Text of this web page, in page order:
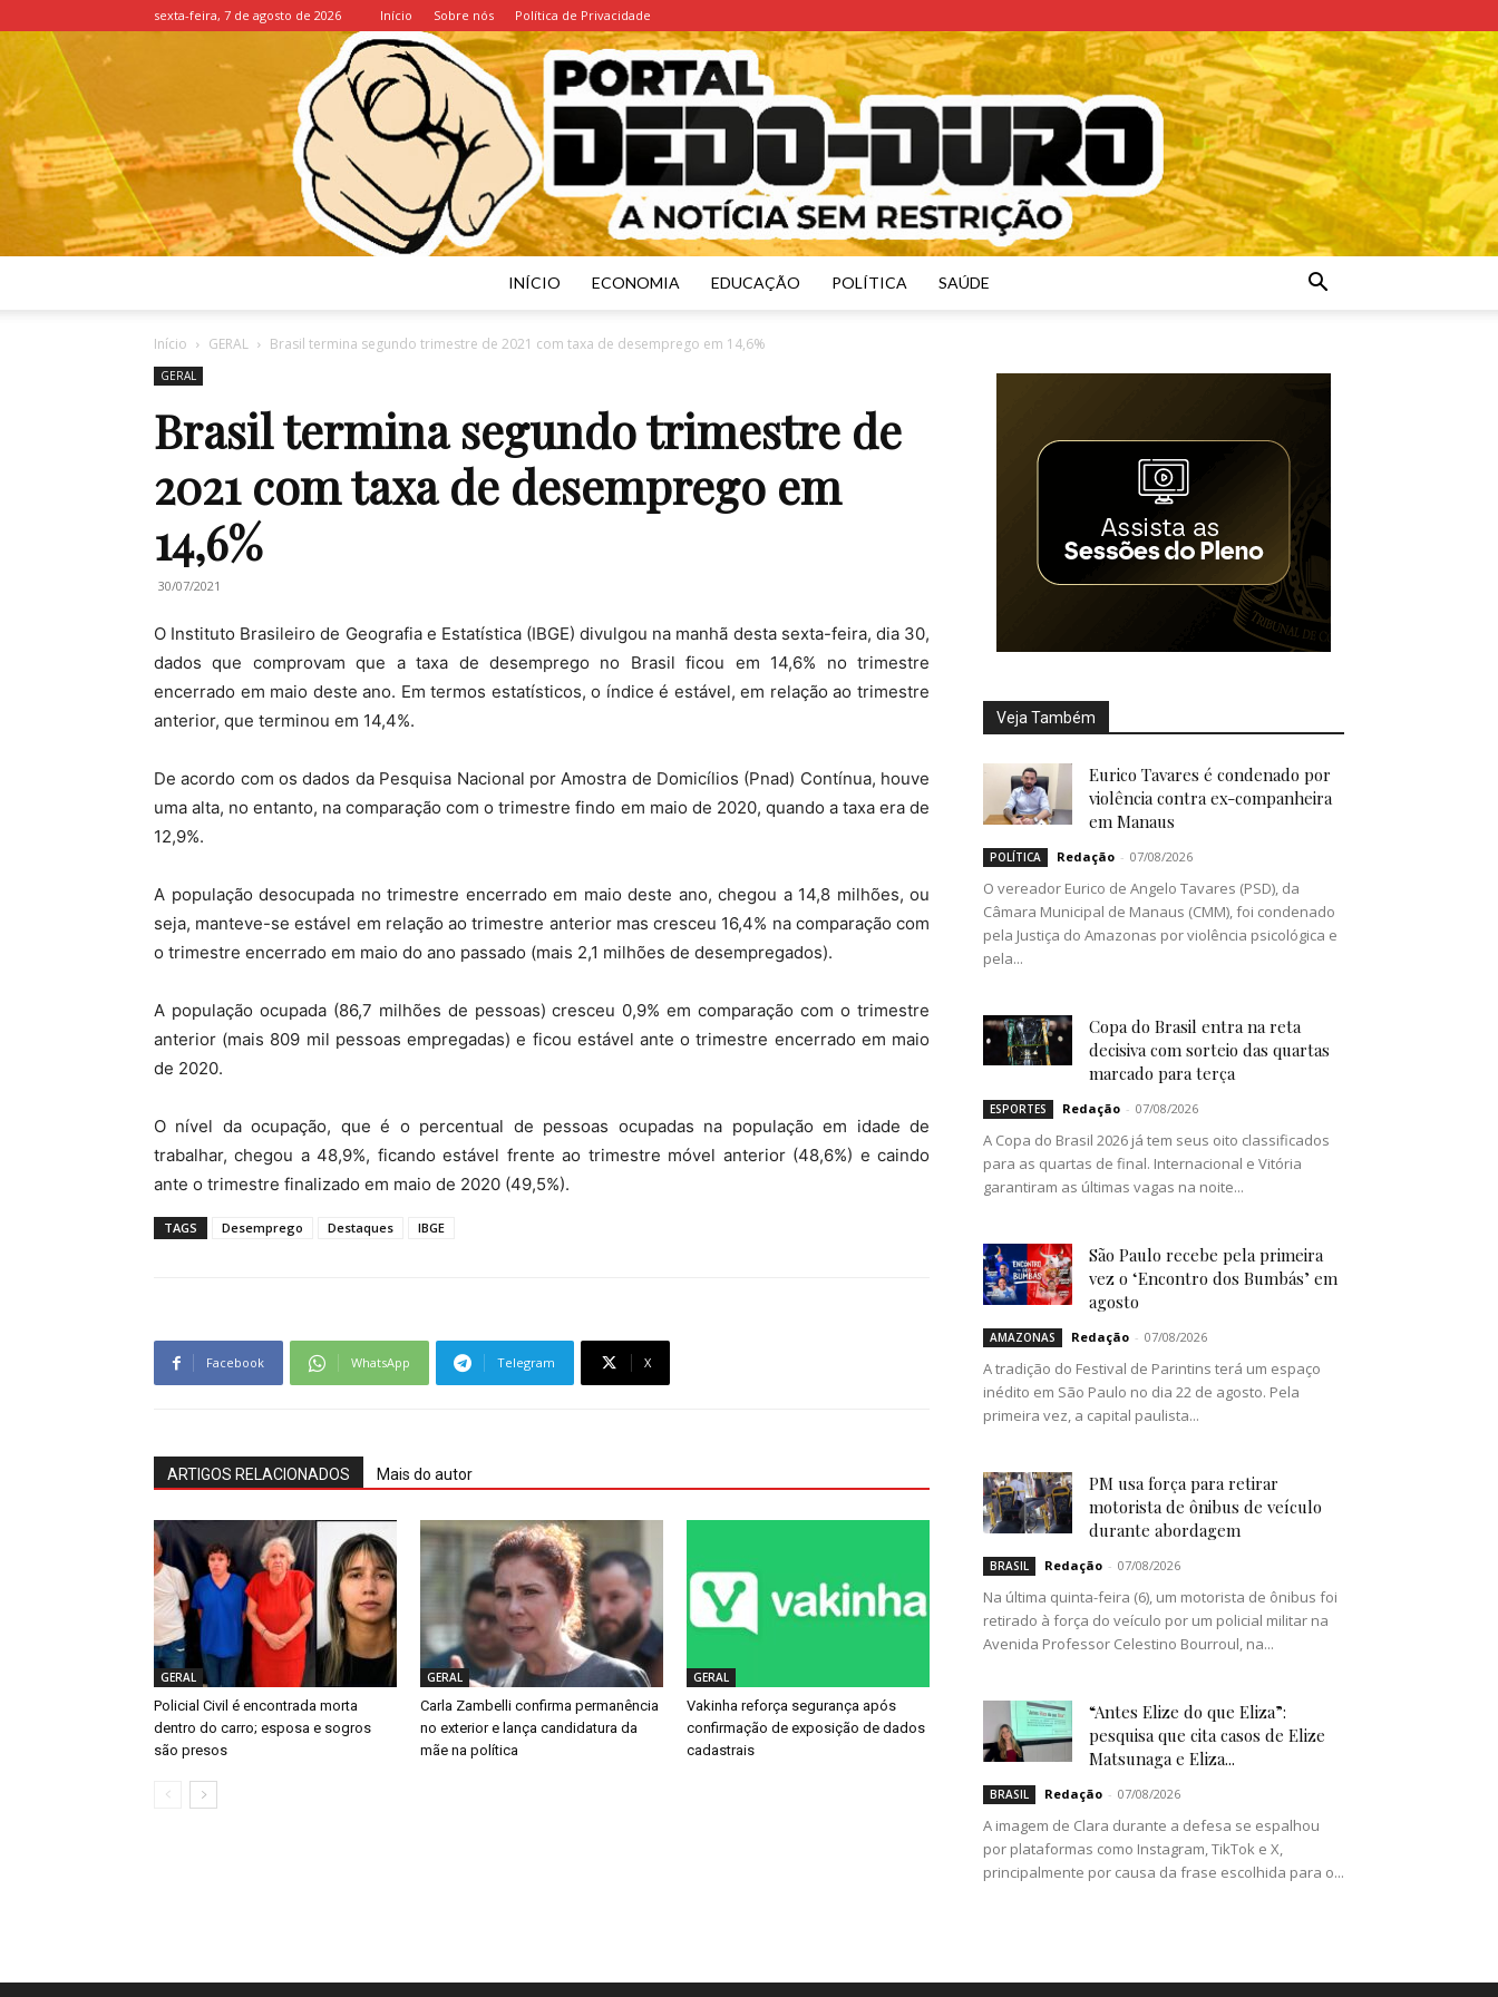
sexta-feira, 7 de agosto de 2026 Início Sobre nós Política de Privacidade
INÍCIO ECONOMIA EDUCAÇÃO POLÍTICA SAÚDE
Início GERAL Brasil termina segundo trimestre de 2021 com taxa de desemprego em 14,6%
GERAL
Brasil termina segundo trimestre de
2021 com taxa de desemprego em
14,6%
30/07/2021
O Instituto Brasileiro de Geografia e Estatística (IBGE) divulgou na manhã desta sexta-feira, dia 30,
dados que comprovam que a taxa de desemprego no Brasil ficou em 14,6% no trimestre
encerrado em maio deste ano. Em termos estatísticos, o índice é estável, em relação ao trimestre
anterior, que terminou em 14,4%.
De acordo com os dados da Pesquisa Nacional por Amostra de Domicílios (Pnad) Contínua, houve
uma alta, no entanto, na comparação com o trimestre findo em maio de 2020, quando a taxa era de
12,9%.
A população desocupada no trimestre encerrado em maio deste ano, chegou a 14,8 milhões, ou
seja, manteve-se estável em relação ao trimestre anterior mas cresceu 16,4% na comparação com
o trimestre encerrado em maio do ano passado (mais 2,1 milhões de desempregados).
A população ocupada (86,7 milhões de pessoas) cresceu 0,9% em comparação com o trimestre
anterior (mais 809 mil pessoas empregadas) e ficou estável ante o trimestre encerrado em maio
de 2020.
O nível da ocupação, que é o percentual de pessoas ocupadas na população em idade de
trabalhar, chegou a 48,9%, ficando estável frente ao trimestre móvel anterior (48,6%) e caindo
ante o trimestre finalizado em maio de 2020 (49,5%).
TAGS Desemprego Destaques IBGE
Facebook WhatsApp Telegram X
ARTIGOS RELACIONADOS Mais do autor
GERAL
Policial Civil é encontrada morta
dentro do carro; esposa e sogros
são presos
GERAL
Carla Zambelli confirma permanência
no exterior e lança candidatura da
mãe na política
GERAL
Vakinha reforça segurança após
confirmação de exposição de dados
cadastrais
Veja Também
Eurico Tavares é condenado por
violência contra ex-companheira
em Manaus
POLÍTICA Redação - 07/08/2026
O vereador Eurico de Angelo Tavares (PSD), da
Câmara Municipal de Manaus (CMM), foi condenado
pela Justiça do Amazonas por violência psicológica e
pela...
Copa do Brasil entra na reta
decisiva com sorteio das quartas
marcado para terça
ESPORTES Redação - 07/08/2026
A Copa do Brasil 2026 já tem seus oito classificados
para as quartas de final. Internacional e Vitória
garantiram as últimas vagas na noite...
São Paulo recebe pela primeira
vez o ‘Encontro dos Bumbás’ em
agosto
AMAZONAS Redação - 07/08/2026
A tradição do Festival de Parintins terá um espaço
inédito em São Paulo no dia 22 de agosto. Pela
primeira vez, a capital paulista...
PM usa força para retirar
motorista de ônibus de veículo
durante abordagem
BRASIL Redação - 07/08/2026
Na última quinta-feira (6), um motorista de ônibus foi
retirado à força do veículo por um policial militar na
Avenida Professor Celestino Bourroul, na...
“Antes Elize do que Eliza”:
pesquisa que cita casos de Elize
Matsunaga e Eliza...
BRASIL Redação - 07/08/2026
A imagem de Clara durante a defesa se espalhou
por plataformas como Instagram, TikTok e X,
principalmente por causa da frase escolhida para o...